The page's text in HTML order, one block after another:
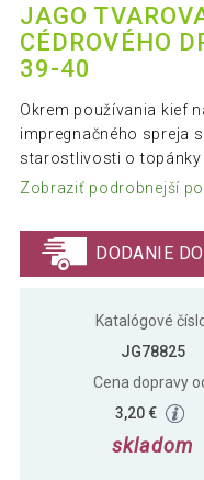
JAGO
CÉDROVÉHO
39-40
Okrem používania kief
impregnačného spreja
starostlivosti o topánky
Zobraziť podrobnejší
DODANIE
Katalógové
JG78825
Cena dopravy
3,20 €
skladom